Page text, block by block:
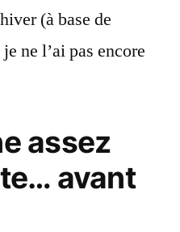
(à base de
ne l’ai pas encore
assez
avant